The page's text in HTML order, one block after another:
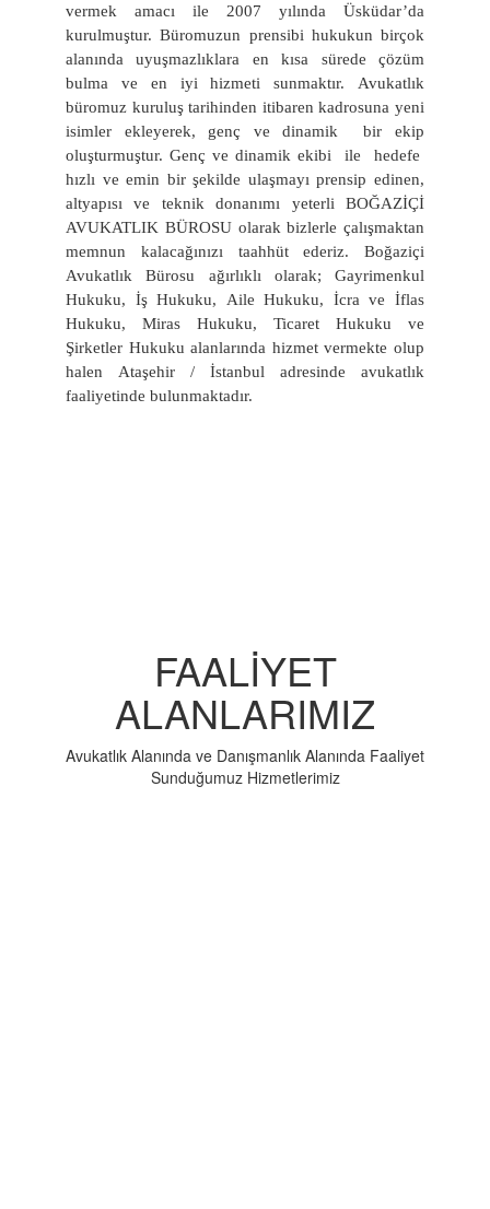
vermek amacı ile 2007 yılında Üsküdar’da
kurulmuştur. Büromuzun prensibi hukukun birçok
alanında uyuşmazlıklara en kısa sürede çözüm
bulma ve en iyi hizmeti sunmaktır. Avukatlık
büromuz kuruluş tarihinden itibaren kadrosuna yeni
isimler ekleyerek, genç ve dinamik bir ekip
oluşturmuştur. Genç ve dinamik ekibi ile hedefe
hızlı ve emin bir şekilde ulaşmayı prensip edinen,
altyapısı ve teknik donanımı yeterli BOĞAZİÇİ
AVUKATLIK BÜROSU olarak bizlerle çalışmaktan
memnun kalacağınızı taahhüt ederiz. Boğaziçi
Avukatlık Bürosu ağırlıklı olarak; Gayrimenkul
Hukuku, İş Hukuku, Aile Hukuku, İcra ve İflas
Hukuku, Miras Hukuku, Ticaret Hukuku ve
Şirketler Hukuku alanlarında hizmet vermekte olup
halen Ataşehir / İstanbul adresinde avukatlık
faaliyetinde bulunmaktadır.
FAALİYET
ALANLARIMIZ
Avukatlık Alanında ve Danışmanlık Alanında Faaliyet
Sunduğumuz Hizmetlerimiz